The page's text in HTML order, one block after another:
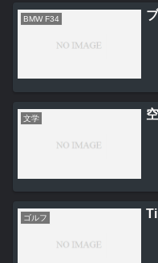
BMW F34
文学
ゴルフ